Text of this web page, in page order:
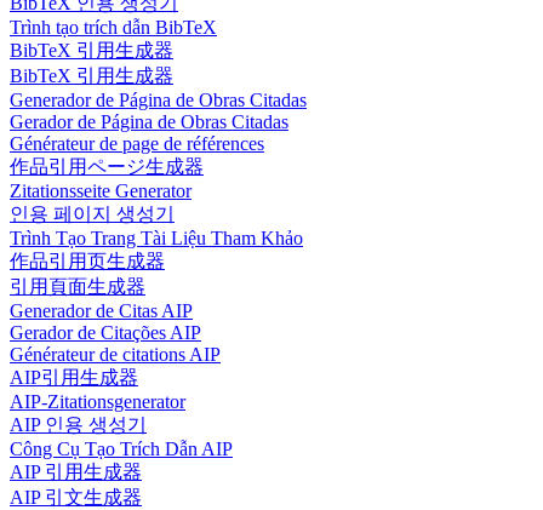
Trình tạo trích dẫn BibTeX
BibTeX 引用生成器
BibTeX 引用生成器
Generador de Página de Obras Citadas
Gerador de Página de Obras Citadas
Générateur de page de références
作品引用ページ生成器
Zitationsseite Generator
인용 페이지 생성기
Trình Tạo Trang Tài Liệu Tham Khảo
作品引用页生成器
引用頁面生成器
Generador de Citas AIP
Gerador de Citações AIP
Générateur de citations AIP
AIP引用生成器
AIP-Zitationsgenerator
AIP 인용 생성기
Công Cụ Tạo Trích Dẫn AIP
AIP 引用生成器
AIP 引文生成器